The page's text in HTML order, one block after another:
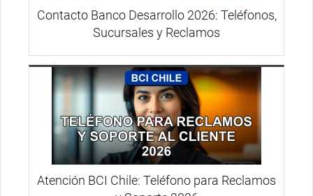
Contacto Banco Desarrollo 2026: Teléfonos,
Sucursales y Reclamos
Atención BCI Chile: Teléfono para Reclamos